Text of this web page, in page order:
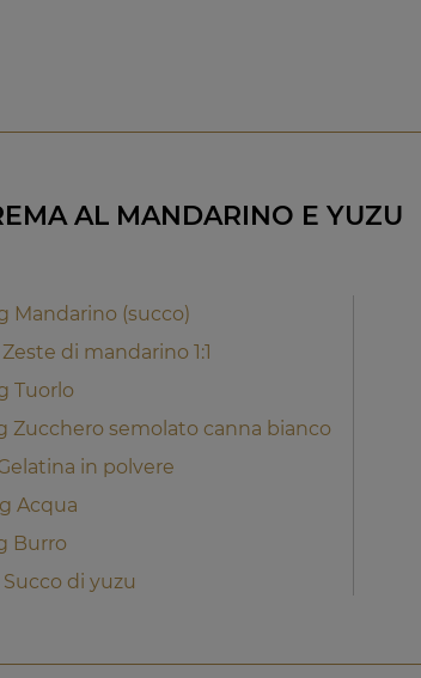
AL MANDARINO E YUZU
Mandarino (succo)
di mandarino 1:1
Tuorlo
Zucchero semolato canna bianco
in polvere
g Acqua
Burro
Succo di yuzu